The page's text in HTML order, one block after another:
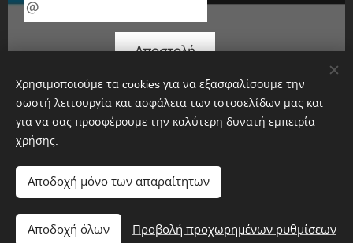
Αποστολή
Χρησιμοποιούμε τα cookies για να εξασφαλίσουμε την
σωστή λειτουργία και ασφάλεια των ιστοσελίδων μας και
για να σας προσφέρουμε την καλύτερη δυνατή εμπειρία
χρήσης.
Αποδοχή μόνο των απαραίτητων
Αποδοχή όλων Προβολή προχωρημένων ρυθμίσεων